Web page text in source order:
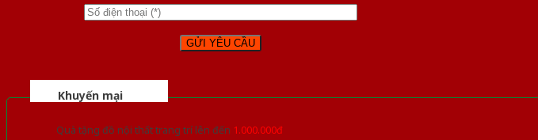
Khuyến mại
Quà tặng đồ nội thất trang trí lên đến 1.000.000đ